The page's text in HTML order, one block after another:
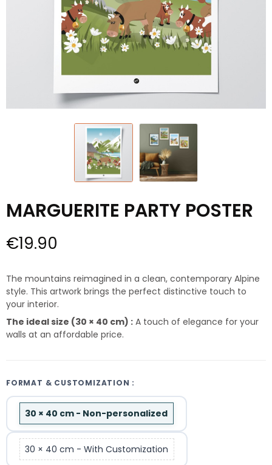
MARGUERITE PARTY POSTER
€19.90
The mountains reimagined in a clean, contemporary Alpine
style. This artwork brings the perfect distinctive touch to
your interior.
The ideal size (30 × 40 cm) : A touch of elegance for your
walls at an affordable price.
FORMAT & CUSTOMIZATION :
30 × 40 cm - Non-personalized
30 × 40 cm - With Customization